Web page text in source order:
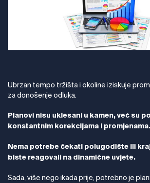
Ubrzan tempo tržišta i okoline iziskuje
za donošenje odluka.
Planovi nisu uklesani u kamen, već su
konstantnim korekcijama i promjenama.
Nema potrebe čekati polugodište ili
biste reagovali na dinamične uvjete.
Sada, više nego ikada prije, potrebno je